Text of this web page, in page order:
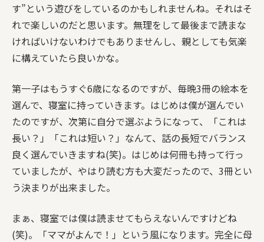
す”という遊びをしているのかもしれませんね。それはそ
れで楽しいのだと思います。無理をして最後まで読まな
ければいけないわけでもありませんし、親としても気楽
に構えていたら良いかな。
第一子はもうすぐ6歳になるのですが、毎晩3冊の絵本を
選んで、寝室に持っていきます。はじめは僕が選んでい
たのですが、次第に自分で選ぶようになって、「これは
長い？」「これは短い？」なんて、話の長短でバランス
良く選んでいきますね(笑)。はじめは何冊も持って行っ
ていましたが、やはり読む方も大変だったので、3冊とい
う決まりが出来ました。
まぁ、寝室では僕は読ませてもらえないんですけどね
(笑)。「ママがよんで！」という風になります。完全に母